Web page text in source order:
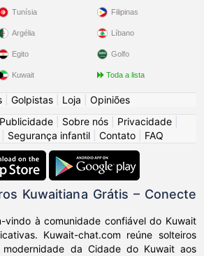
Tunísia
Argélia
Egito
Kuwait
Filipinas
Líbano
Golfo
Toda a lista
Golpistas Loja
Opiniões
Publicidade Sobre nós Privacidade
Segurança infantil Contato FAQ
Kuwaitiana Grátis – Conecte
vindo à comunidade confiável do Kuwait
Kuwait-chat.com reúne solteiros
da Cidade do Kuwait aos